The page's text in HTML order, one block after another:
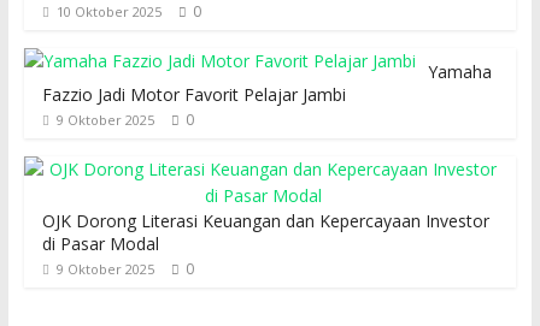
10 Oktober 2025 0
Yamaha
Fazzio Jadi Motor Favorit Pelajar Jambi
9 Oktober 2025 0
OJK Dorong Literasi Keuangan dan Kepercayaan Investor
di Pasar Modal
9 Oktober 2025 0